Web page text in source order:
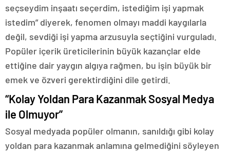
seçseydim inşaatı seçerdim, istediğim işi yapmak
istedim” diyerek, fenomen olmayı maddi kaygılarla
değil, sevdiği işi yapma arzusuyla seçtiğini vurguladı.
Popüler içerik üreticilerinin büyük kazançlar elde
ettiğine dair yaygın algıya rağmen, bu işin büyük bir
emek ve özveri gerektirdiğini dile getirdi.
“Kolay Yoldan Para Kazanmak Sosyal Medya
ile Olmuyor”
Sosyal medyada popüler olmanın, sanıldığı gibi kolay
yoldan para kazanmak anlamına gelmediğini söyleyen